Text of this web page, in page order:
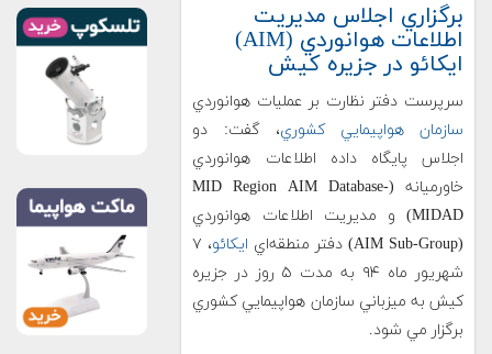
برگزاري اجلاس مديريت
اطلاعات هوانوردي (AIM)
ايكائو در جزيره كيش
سرپرست دفتر نظارت بر عمليات هوانوردي
سازمان هواپيمايي كشوري، گفت: دو
اجلاس پايگاه داده اطلاعات هوانوردي
خاورميانه (MID Region AIM Database-
MIDAD) و مديريت اطلاعات هوانوردي
(AIM Sub-Group) دفتر منطقه‌اي
ايكائو ، ۷
شهريور ماه ۹۴ به مدت ۵ روز در جزيره
كيش به ميزباني سازمان هواپيمايي كشوري
برگزار مي شود.